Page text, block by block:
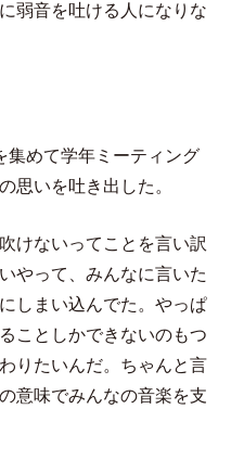
弱音を吐ける人になりな
めて学年ミーティング
思いを吐き出した。
けないってことを言い訳
やって、みんなに言いた
しまい込んでた。やっぱ
ことしかできないのもつ
りたいんだ。ちゃんと言
意味でみんなの音楽を支